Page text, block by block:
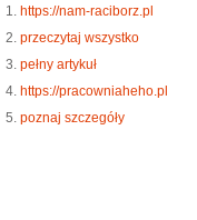
1. https://nam-raciborz.pl
2. przeczytaj wszystko
3. pełny artykuł
4. https://pracowniaheho.pl
5. poznaj szczegóły